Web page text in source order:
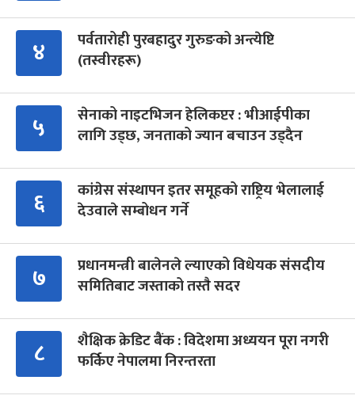
४
पर्वतारोही पुरबहादुर गुरुङको अन्त्येष्टि
(तस्वीरहरू)
५
सेनाको नाइटभिजन हेलिकप्टर : भीआईपीका
लागि उड्छ, जनताको ज्यान बचाउन उड्दैन
६
कांग्रेस संस्थापन इतर समूहको राष्ट्रिय भेलालाई
देउवाले सम्बोधन गर्ने
७
प्रधानमन्त्री बालेनले ल्याएको विधेयक संसदीय
समितिबाट जस्ताको तस्तै सदर
८
शैक्षिक क्रेडिट बैंक : विदेशमा अध्ययन पूरा नगरी
फर्किए नेपालमा निरन्तरता